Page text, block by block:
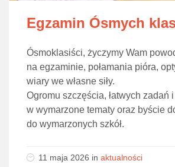
Egzamin Ósmych
Ósmoklasiści, życzymy Wam
na egzaminie, połamania pióra,
wiary we własne siły.
Ogromu szczęścia, łatwych zadań
w wymarzone tematy oraz byście
do wymarzonych szkół.
11 maja 2026 in aktualności